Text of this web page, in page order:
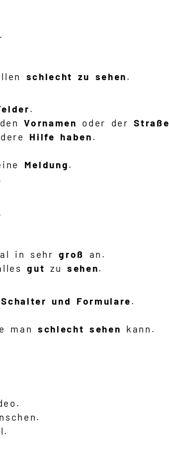
schlecht zu sehen.
.
Vornamen oder derStraße
Hilfe haben.
Meldung.
in sehrgroß
an.
gut zusehen.
und Formulare.
manschlecht sehen kann.